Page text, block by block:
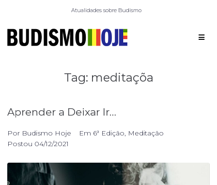
Atualidades sobre Budismo
Tag: meditaçõa
Aprender a Deixar Ir…
Por Budismo Hoje Em 6ª Edição, Meditação
Postou 04/12/2021